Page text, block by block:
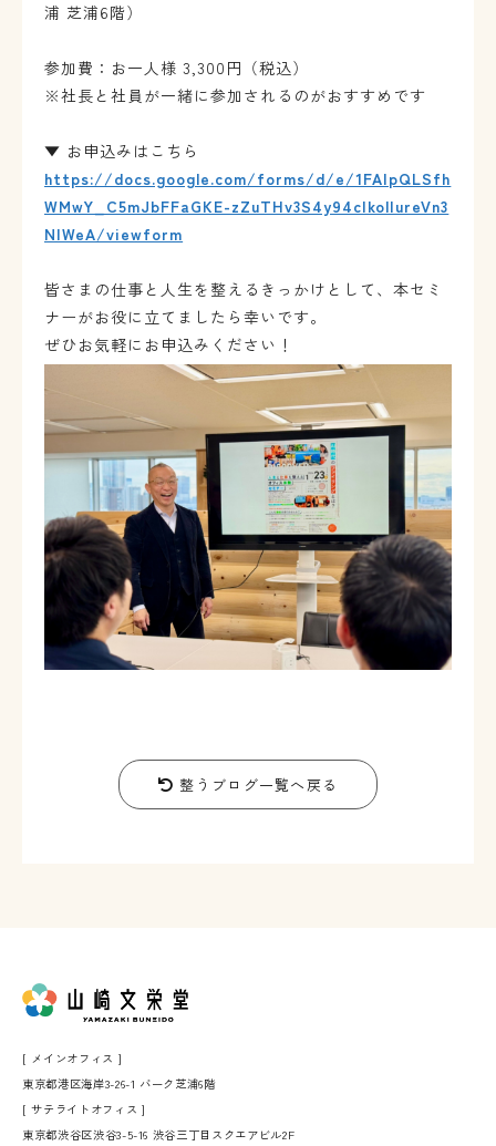
浦 芝浦6階）
参加費：お一人様 3,300円（税込）
※社長と社員が一緒に参加されるのがおすすめです
▼ お申込みはこちら
https://docs.google.com/forms/d/e/1FAIpQLSfh
WMwY_C5mJbFFaGKE-zZuTHv3S4y94cIkolIureVn3
NIWeA/viewform
皆さまの仕事と人生を整えるきっかけとして、本セミ
ナーがお役に立てましたら幸いです。
ぜひお気軽にお申込みください！
整うブログ一覧へ戻る
[ メインオフィス ]
東京都港区海岸3-26-1 バーク芝浦6階
[ サテライトオフィス ]
東京都渋谷区渋谷3-5-16 渋谷三丁目スクエアビル2F